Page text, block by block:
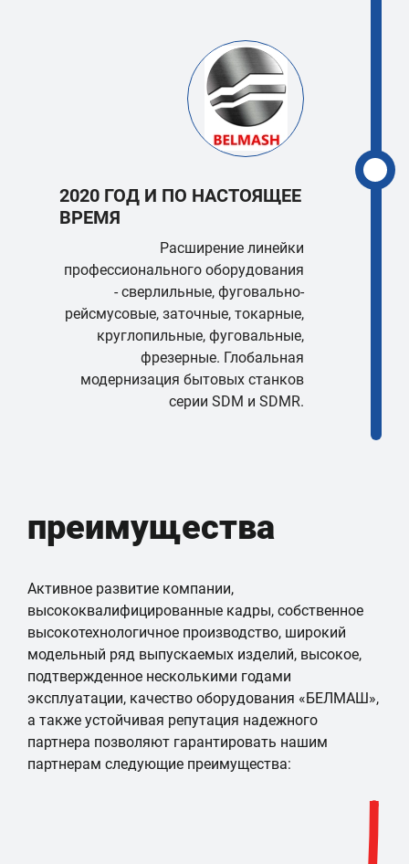
2020 ГОД И ПО НАСТОЯЩЕЕ
ВРЕМЯ
Расширение линейки
профессионального оборудования
- сверлильные, фуговально-
рейсмусовые, заточные, токарные,
круглопильные, фуговальные,
фрезерные. Глобальная
модернизация бытовых станков
серии SDM и SDMR.
преимущества
Активное развитие компании,
высококвалифицированные кадры, собственное
высокотехнологичное производство, широкий
модельный ряд выпускаемых изделий, высокое,
подтвержденное несколькими годами
эксплуатации, качество оборудования «БЕЛМАШ»,
а также устойчивая репутация надежного
партнера позволяют гарантировать нашим
партнерам следующие преимущества: